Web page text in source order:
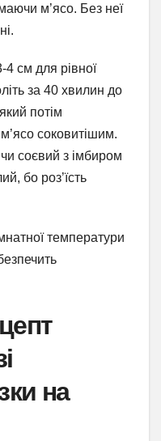
м’ясо. Без неї
4 см для рівної
за 40 хвилин до
потім
соковитішим.
соєвий з імбиром
бо роз’їсть
температури
на